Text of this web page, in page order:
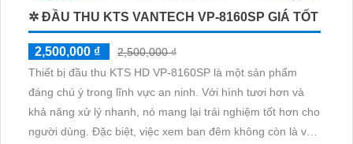
✲ ĐẦU THU KTS VANTECH VP-8160SP GIÁ TỐT
2,500,000 ₫
2,500,000 ₫
Thiết bị đầu thu KTS HD VP-8160SP là một sản phẩm
đáng chú ý trong lĩnh vực an ninh. Với hình tươi hơn và
khả năng xử lý nhanh, nó mang lại trải nghiệm tốt hơn cho
người dùng. Đặc biệt, việc xem ban đêm không còn là vấn